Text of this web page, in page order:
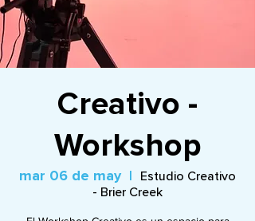
Creativo -
Workshop
mar 06 de may
  |
Estudio Creativo
- Brier Creek